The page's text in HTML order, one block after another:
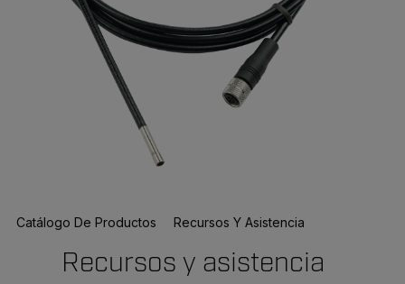
Catálogo De Productos Recursos Y Asistencia
Recursos y asistencia